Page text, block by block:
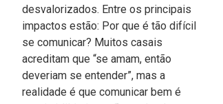
desvalorizados. Entre os principais
impactos estão: Por que é tão difícil
se comunicar? Muitos casais
acreditam que “se amam, então
deveriam se entender”, mas a
realidade é que comunicar bem é